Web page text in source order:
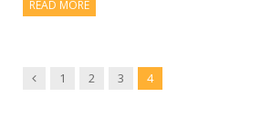
READ MORE
Previous
1 2 3 4